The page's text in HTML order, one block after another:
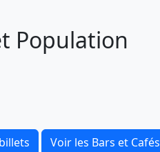
Population
Voir les Bars et Cafés